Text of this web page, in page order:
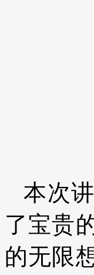
本次
了宝贵
的无限